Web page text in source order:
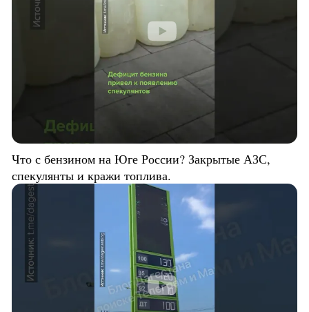
Что с бензином на Юге России? Закрытые АЗС,
спекулянты и кражи топлива.